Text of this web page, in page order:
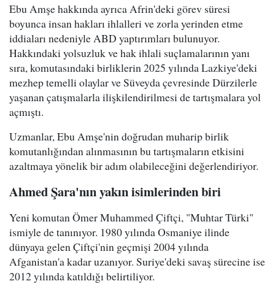
Ebu Amşe hakkında ayrıca Afrin'deki görev süresi
boyunca insan hakları ihlalleri ve zorla yerinden etme
iddiaları nedeniyle ABD yaptırımları bulunuyor.
Hakkındaki yolsuzluk ve hak ihlali suçlamalarının yanı
sıra, komutasındaki birliklerin 2025 yılında Lazkiye'deki
mezhep temelli olaylar ve Süveyda çevresinde Dürzilerle
yaşanan çatışmalarla ilişkilendirilmesi de tartışmalara yol
açmıştı.
Uzmanlar, Ebu Amşe'nin doğrudan muharip birlik
komutanlığından alınmasının bu tartışmaların etkisini
azaltmaya yönelik bir adım olabileceğini değerlendiriyor.
Ahmed Şara'nın yakın isimlerinden biri
Yeni komutan Ömer Muhammed Çiftçi, "Muhtar Türki"
ismiyle de tanınıyor. 1980 yılında Osmaniye ilinde
dünyaya gelen Çiftçi'nin geçmişi 2004 yılında
Afganistan'a kadar uzanıyor. Suriye'deki savaş sürecine ise
2012 yılında katıldığı belirtiliyor.